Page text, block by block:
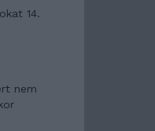
14.
nem